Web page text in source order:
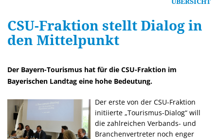
CSU-Fraktion stellt Dialog in
den Mittelpunkt
Der Bayern-Tourismus hat für die CSU-Fraktion im
Bayerischen Landtag eine hohe Bedeutung.
Der erste von der CSU-Fraktion
initiierte „Tourismus-Dialog“ will
die zahlreichen Verbands- und
Branchenvertreter noch enger